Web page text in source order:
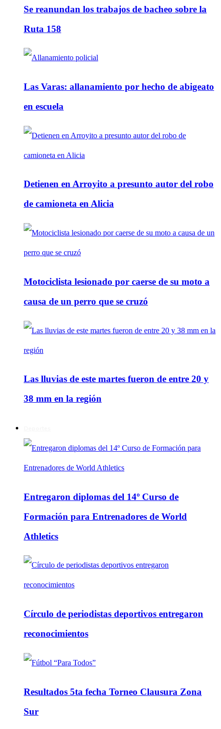
Se reanundan los trabajos de bacheo sobre la
Ruta 158
Las Varas: allanamiento por hecho de abigeato
en escuela
Detienen en Arroyito a presunto autor del robo
de camioneta en Alicia
Motociclista lesionado por caerse de su moto a
causa de un perro que se cruzó
Las lluvias de este martes fueron de entre 20 y
38 mm en la región
Entregaron diplomas del 14º Curso de
Formación para Entrenadores de World
Athletics
Círculo de periodistas deportivos entregaron
reconocimientos
Resultados 5ta fecha Torneo Clausura Zona
Sur